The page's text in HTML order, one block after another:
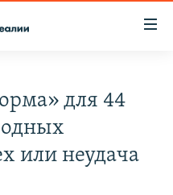
для 44
или неудача